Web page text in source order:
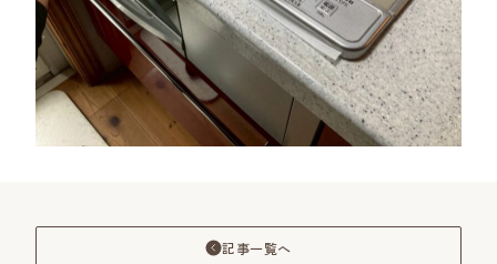
記事一覧へ